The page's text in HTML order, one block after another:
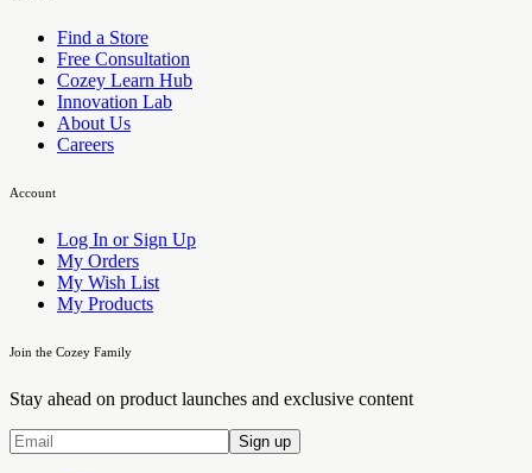
Find a Store
Free Consultation
Cozey Learn Hub
Innovation Lab
About Us
Careers
Account
Log In or Sign Up
My Orders
My Wish List
My Products
Join the Cozey Family
Stay ahead on product launches and exclusive content
Sign up